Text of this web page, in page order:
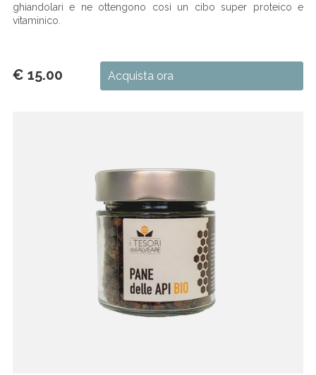
ghiandolari e ne ottengono così un cibo super proteico e
vitaminico.
€ 15.00 Acquista ora